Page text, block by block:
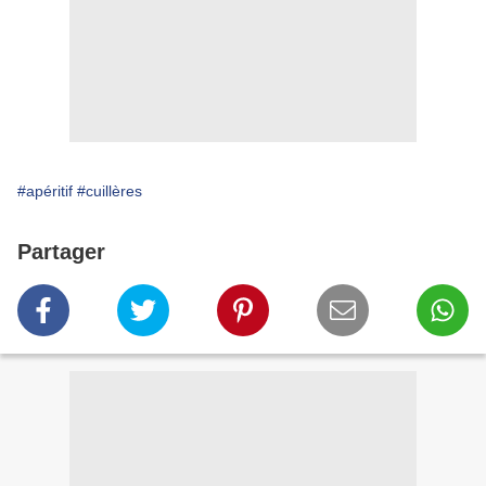
#apéritif #cuillères
Partager